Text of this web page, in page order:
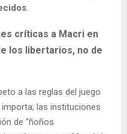
.
críticas a Macri en
los libertarios, no de
a las reglas del juego
las instituciones
de “ñoños